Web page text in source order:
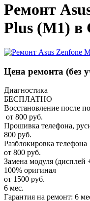
Ремонт
Plus (M1) в
Цена ремонта (без
Диагностика
БЕСПЛАТНО
Восстановление после
от 800 руб.
Прошивка телефона,
800 руб.
Разблокировка телефона
от 800 руб.
Замена модуля (дисплей
100% оригинал
от 1500 руб.
6 мес.
Гарантия на ремонт: 6